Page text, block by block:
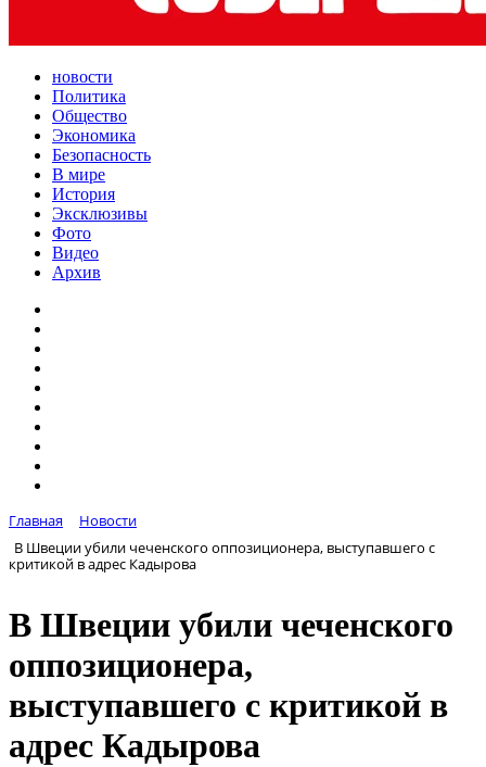
новости
Политика
Общество
Экономика
Безопасность
В мире
История
Эксклюзивы
Фото
Видео
Архив
Главная
Новости
В Швеции убили чеченского оппозиционера, выступавшего с
критикой в адрес Кадырова
В Швеции убили чеченского
оппозиционера,
выступавшего с критикой в
адрес Кадырова